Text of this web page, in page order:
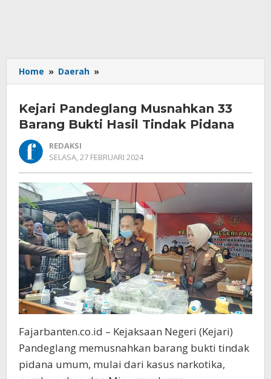
Home » Daerah »
Pandeglang
33
Barang
Tindak
Pidana
Kejari Pandeglang Musnahkan 33
Barang Bukti Hasil Tindak Pidana
REDAKSI
SELASA, 27 FEBRUARI 2024
Fajarbanten.co.id – Kejaksaan Negeri (Kejari)
Pandeglang memusnahkan barang bukti tindak
pidana umum, mulai dari kasus narkotika,